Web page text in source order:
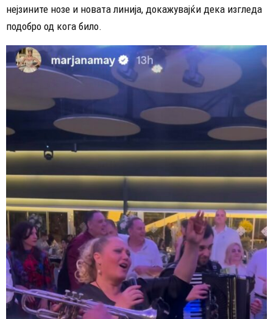
нејзините нозе и новата линија, докажувајќи дека изгледа
подобро од кога било.